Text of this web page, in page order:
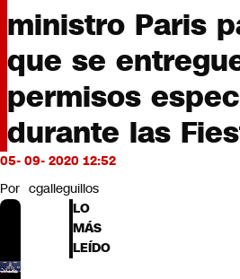
Cultura
Servicios
Bits
CNN Data
CNN tiempo
Futuro 360
Opinión
ministro Paris
que se
permisos
durante las
05- 09- 2020 12:52
Por cgalleguillos
LO
MÁS
LEÍDO